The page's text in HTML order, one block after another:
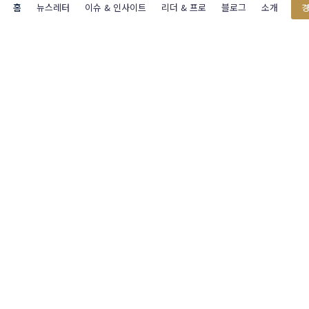
홈 뉴스레터 이슈 & 인사이트 리더 & 프로 블로그 소개